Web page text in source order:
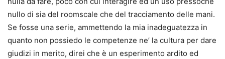
nullo di sia del roomscale che del tracciamento delle mani.
Se fosse una serie, ammettendo la mia inadeguatezza in
quanto non possiedo le competenze ne’ la cultura per dare
giudizi in merito, direi che è un esperimento ardito ed